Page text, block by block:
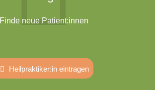
Finde neue Patient:innen
Heilpraktiker:in eintragen